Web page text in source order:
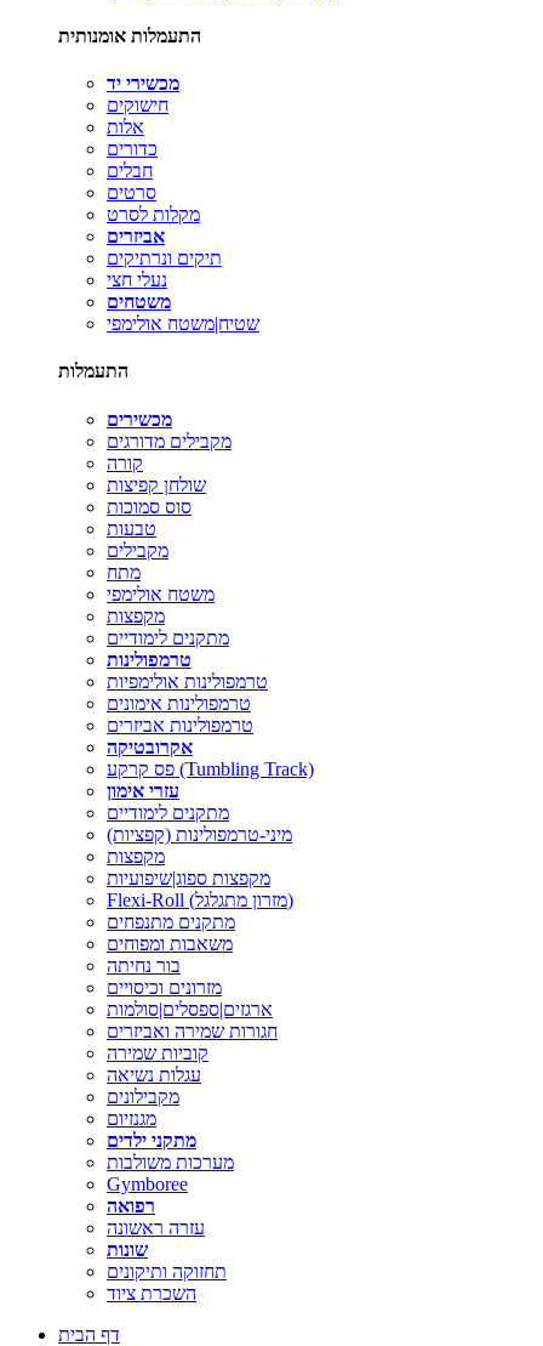
התעמלות אומנותית
מכשירי יד
חישוקים
אלות
כדורים
חבלים
סרטים
מקלות לסרט
אביזרים
תיקים ונרתיקים
נעלי חצי
משטחים
שטיח|משטח אולימפי
התעמלות
מכשירים
מקבילים מדורגים
קורה
שולחן קפיצות
סוס סמוכות
טבעות
מקבילים
מתח
משטח אולימפי
מקפצות
מתקנים לימודיים
טרמפולינות
טרמפולינות אולימפיות
טרמפולינות אימונים
טרמפולינות אביזרים
אקרובטיקה
פס קרקע (Tumbling Track)
עזרי אימון
מתקנים לימודיים
מיני-טרמפולינות (קפציות)
מקפצות
מקפצות ספוג|שיפועיות
Flexi-Roll (מזרון מתגלגל)
מתקנים מתנפחים
משאבות ומפוחים
בור נחיתה
מזרונים וכיסויים
ארגזים|ספסלים|סולמות
חגורות שמירה ואביזרים
קוביות שמירה
עגלות נשיאה
מקבילונים
מגנזיום
מתקני ילדים
מערכות משולבות
Gymboree
רפואה
עזרה ראשונה
שונות
תחזוקה ותיקונים
השכרת ציוד
דף הבית